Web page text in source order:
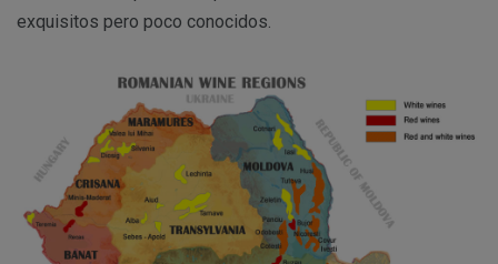
exquisitos pero poco conocidos.